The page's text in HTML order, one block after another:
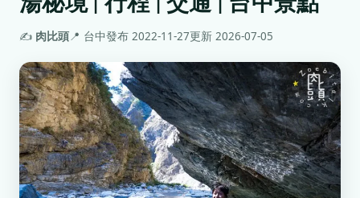
✍️ 肉比頭📍 台中發布 2022-11-27更新 2026-07-05